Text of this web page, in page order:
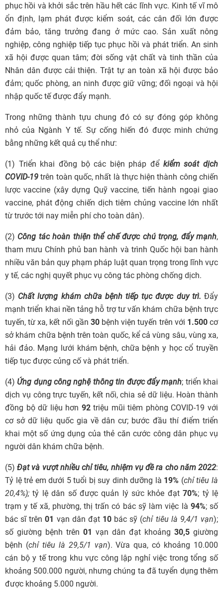
phục hồi và khởi sắc trên hầu hết các lĩnh vực. Kinh tế vĩ mô
ổn định, lạm phát được kiểm soát, các cân đối lớn được
đảm bảo, tăng trưởng đang ở mức cao. Sản xuất nông
nghiệp, công nghiệp tiếp tục phục hồi và phát triển. An sinh
xã hội được quan tâm; đời sống vật chất và tinh thần của
Nhân dân được cải thiện. Trật tự an toàn xã hội được bảo
đảm; quốc phòng, an ninh được giữ vững; đối ngoại và hội
nhập quốc tế được đẩy mạnh.
Trong những thành tựu chung đó có sự đóng góp không
nhỏ của Ngành Y tế. Sự cống hiến đó được minh chứng
bằng những kết quả cụ thể như:
(1) Triển khai đồng bộ các biện pháp để kiểm soát dịch
COVID-19 trên toàn quốc, nhất là thực hiện thành công chiến
lược vaccine (xây dựng Quỹ vaccine, tiến hành ngoại giao
vaccine, phát động chiến dịch tiêm chủng vaccine lớn nhất
từ trước tới nay miễn phí cho toàn dân).
(2) Công tác hoàn thiện thể chế được chú trọng, đẩy mạnh,
tham mưu Chính phủ ban hành và trình Quốc hội ban hành
nhiều văn bản quy phạm pháp luật quan trọng trong lĩnh vực
y tế, các nghị quyết phục vụ công tác phòng chống dịch.
(3) Chất lượng khám chữa bệnhtiếp tụcđược duy trì. Đẩy
mạnh triển khai nền tảng hỗ trợ tư vấn khám chữa bệnh trực
tuyến, từ xa, kết nối gần 30bệnh viện tuyến trên với 1.500cơ
sở khám chữa bệnh trên toàn quốc, kể cả vùng sâu, vùng xa,
hải đảo. Mạng lưới khám bệnh, chữa bệnh y học cổ truyền
tiếp tục được củng cố và phát triển.
(4) Ứng dụng công nghệ thông tin được đẩy mạnh; triển khai
dịch vụ công trực tuyến, kết nối, chia sẻ dữ liệu. Hoàn thành
đồng bộ dữ liệu hơn 92triệu mũi tiêm phòng COVID-19 với
cơ sở dữ liệu quốc gia về dân cư; bước đầu thí điểm triển
khai một số ứng dụng của thẻ căn cước công dân phục vụ
người dân khám chữa bệnh.
(5)Đạt và vượt nhiều chỉ tiêu, nhiệm vụ đề ra cho năm 2022:
Tỷ lệ trẻ em dưới 5 tuổi bị suy dinh dưỡng là 19% (chỉ tiêu là
20,4%); tỷ lệ dân số được quản lý sức khỏe đạt70%; tỷ lệ
trạm y tế xã, phường, thị trấn có bác sỹ làm việc là 94%; số
bác sĩ trên01 vạn dân đạt 10 bác sỹ (chỉ tiêu là 9,4/1 vạn);
số giường bệnh trên 01 vạn dân đạt khoảng 30,5 giường
bệnh (chỉ tiêu là 29,5/1 vạn). Vừa qua, có khoảng 10.000
cán bộ y tế trong khu vực công lập nghỉ việc trong tổng số
khoảng 500.000 người, nhưng chúng ta đã tuyển dụng thêm
được khoảng 5.000 người.